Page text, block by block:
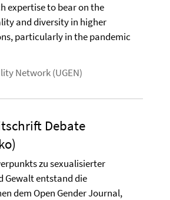
expertise to bear on the
and diversity in higher
particularly in the pandemic
Network (UGEN)
Debate
zu sexualisierter
Gewalt entstand die
dem Open Gender Journal,